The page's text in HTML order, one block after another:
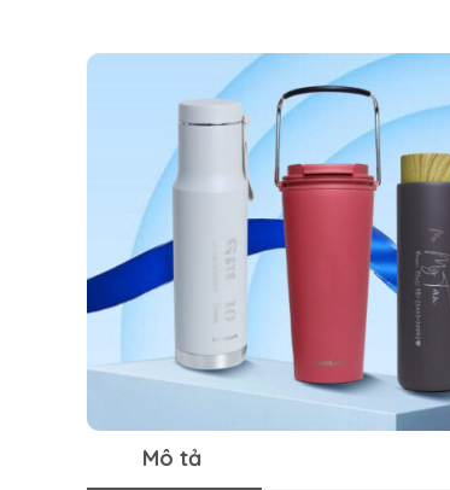
Mô tả